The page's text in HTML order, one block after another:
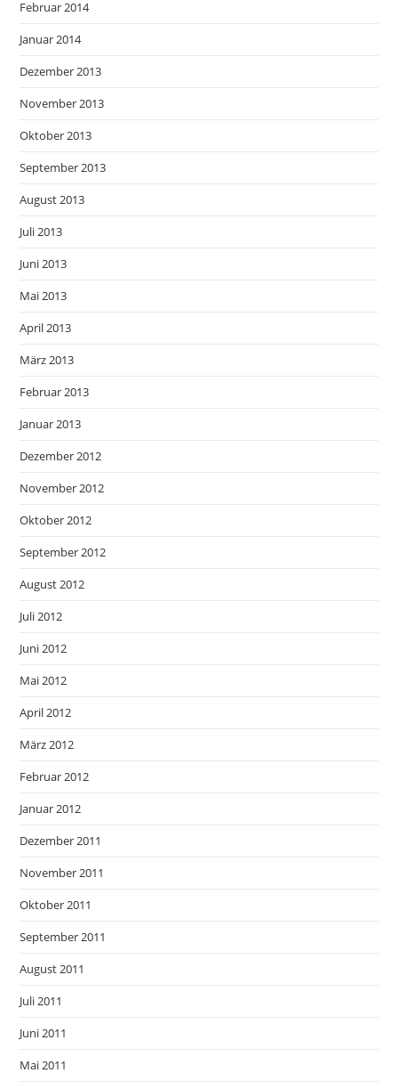
Februar 2014
Januar 2014
Dezember 2013
November 2013
Oktober 2013
September 2013
August 2013
Juli 2013
Juni 2013
Mai 2013
April 2013
März 2013
Februar 2013
Januar 2013
Dezember 2012
November 2012
Oktober 2012
September 2012
August 2012
Juli 2012
Juni 2012
Mai 2012
April 2012
März 2012
Februar 2012
Januar 2012
Dezember 2011
November 2011
Oktober 2011
September 2011
August 2011
Juli 2011
Juni 2011
Mai 2011